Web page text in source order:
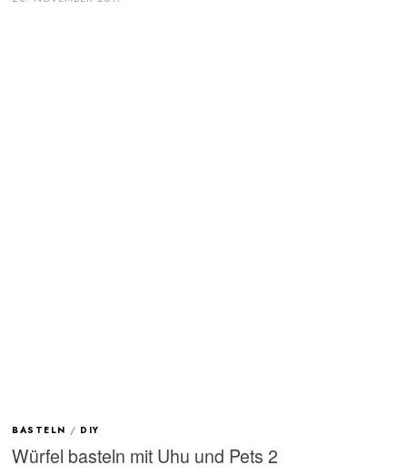
BASTELN / DIY
Würfel basteln mit Uhu und Pets 2